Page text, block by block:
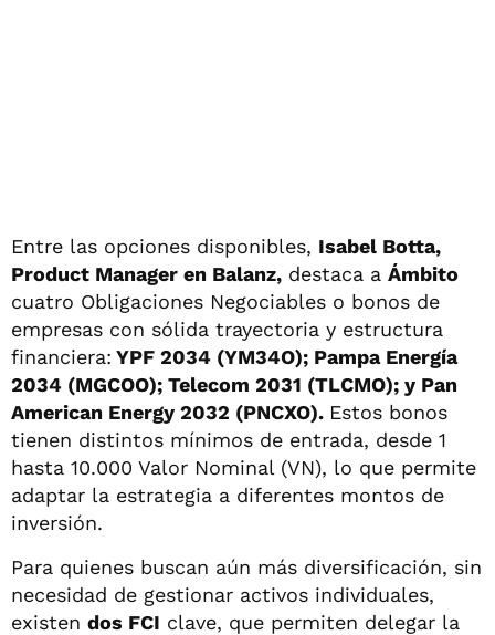
Entre las opciones disponibles, Isabel Botta,
Product Manager en Balanz, destaca a Ámbito
cuatro Obligaciones Negociables o bonos de
empresas con sólida trayectoria y estructura
financiera: YPF 2034 (YM34O); Pampa Energía
2034 (MGCOO); Telecom 2031 (TLCMO); y Pan
American Energy 2032 (PNCXO). Estos bonos
tienen distintos mínimos de entrada, desde 1
hasta 10.000 Valor Nominal (VN), lo que permite
adaptar la estrategia a diferentes montos de
inversión.
Para quienes buscan aún más diversificación, sin
necesidad de gestionar activos individuales,
existen dos FCI clave, que permiten delegar la